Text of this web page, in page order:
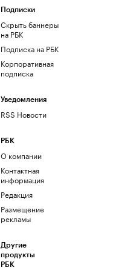
Подписки
Скрыть баннеры
на РБК
Подписка на РБК
Корпоративная
подписка
Уведомления
RSS Новости
РБК
О компании
Контактная
информация
Редакция
Размещение
рекламы
Другие
продукты
РБК